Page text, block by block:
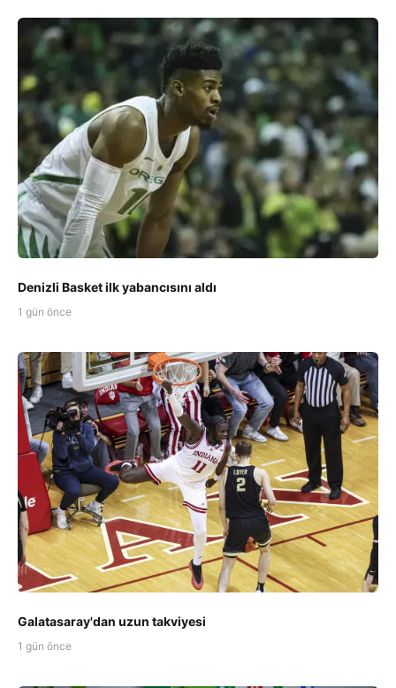
Denizli Basket ilk yabancısını aldı
1 gün önce
Galatasaray'dan uzun takviyesi
1 gün önce